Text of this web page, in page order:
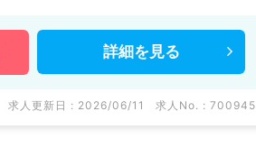
詳細を 見る
求人更新日 : 2026/06/11 求人No. : 700945